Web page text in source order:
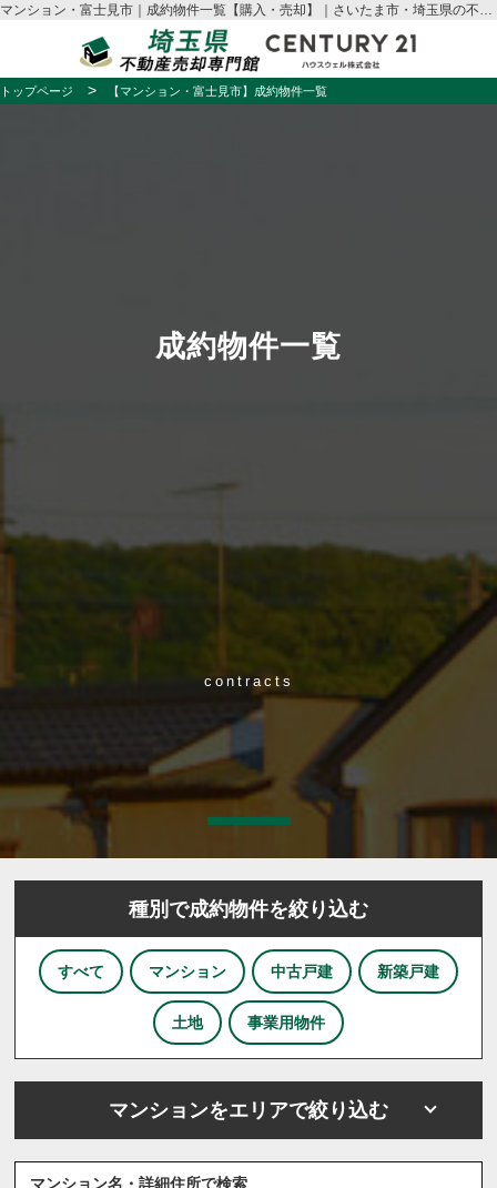
マンション・富士見市｜成約物件一覧【購入・売却】｜さいたま市・埼玉県の不動産売却はハウスウェル
トップページ 【マンション・富士見市】成約物件一覧
成約物件一覧
contracts
種別で成約物件を絞り込む
すべて マンション 中古戸建 新築戸建
土地 事業用物件
マンションをエリアで絞り込む
マンション名・詳細住所で検索